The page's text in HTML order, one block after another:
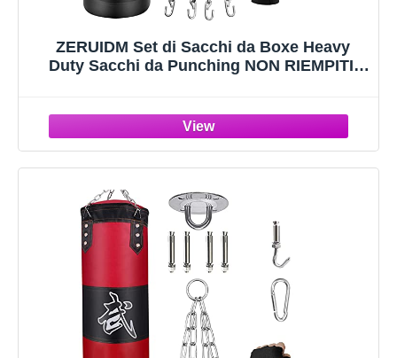
ZERUIDM Set di Sacchi da Boxe Heavy
Duty Sacchi da Punching NON RIEMPITI,
Boxe Gancio da Soffitto Catena, per
Kickboxing Arti